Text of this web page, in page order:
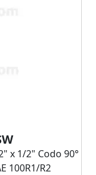
x 1/2" Codo 90°
100R1/R2